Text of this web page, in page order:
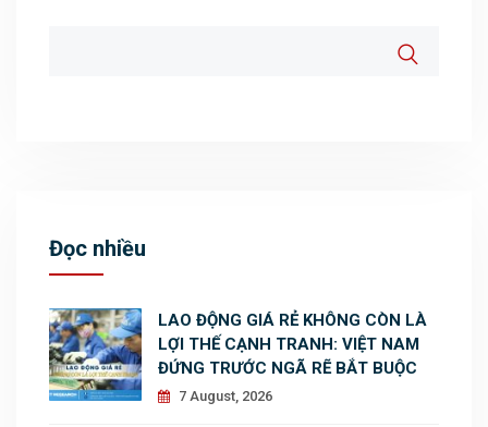
Đọc nhiều
LAO ĐỘNG GIÁ RẺ KHÔNG CÒN LÀ
LỢI THẾ CẠNH TRANH: VIỆT NAM
ĐỨNG TRƯỚC NGÃ RẼ BẮT BUỘC
7 August, 2026